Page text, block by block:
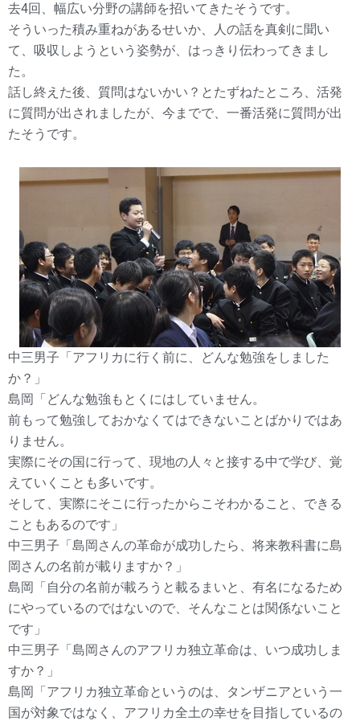
去4回、幅広い分野の講師を招いてきたそうです。
そういった積み重ねがあるせいか、人の話を真剣に聞い
て、吸収しようという姿勢が、はっきり伝わってきまし
た。
話し終えた後、質問はないかい？とたずねたところ、活発
に質問が出されましたが、今までで、一番活発に質問が出
たそうです。
中三男子「アフリカに行く前に、どんな勉強をしました
か？」
島岡「どんな勉強もとくにはしていません。
前もって勉強しておかなくてはできないことばかりではあ
りません。
実際にその国に行って、現地の人々と接する中で学び、覚
えていくことも多いです。
そして、実際にそこに行ったからこそわかること、できる
こともあるのです」
中三男子「島岡さんの革命が成功したら、将来教科書に島
岡さんの名前が載りますか？」
島岡「自分の名前が載ろうと載るまいと、有名になるため
にやっているのではないので、そんなことは関係ないこと
です」
中三男子「島岡さんのアフリカ独立革命は、いつ成功しま
すか？」
島岡「アフリカ独立革命というのは、タンザニアという一
国が対象ではなく、アフリカ全土の幸せを目指しているの